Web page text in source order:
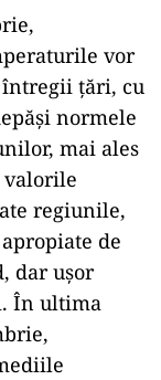
vor
țări, cu
normele
mai ales
valorile
regiunile,
de
dar ușor
În ultima